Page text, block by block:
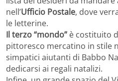
nell’Ufficio Postale, dove
le letterine.
Il terzo “mondo” è costituito
pittoresco mercatino in stile
simpatici aiutanti di Babbo
dedicarsi ai regali natalizi.